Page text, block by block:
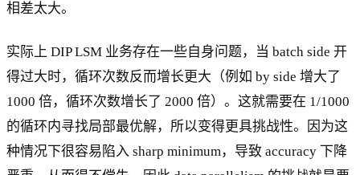
相差太大。
实际上 DIP LSM 业务存在一些自身问题，当 batch side 开
得过大时，循环次数反而增长更大（例如 by side 增大了
1000 倍，循环次数增长了 2000 倍）。这就需要在 1/1000
的循环内寻找局部最优解，所以变得更具挑战性。因为这
种情况下很容易陷入 sharp minimum，导致 accuracy 下降